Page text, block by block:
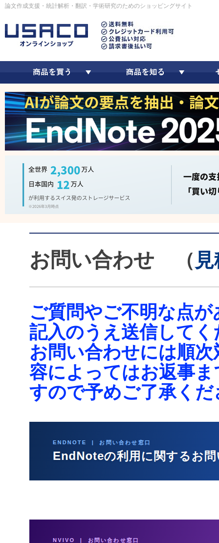
論文作成支援・統計解析・翻訳・学術研究のためのショッピングサイト
お問い合わせ （
ご質問やご不明な点
記入のうえ送信してく
お問い合わせには順
容によってはお返事
すので予めご了承くだ